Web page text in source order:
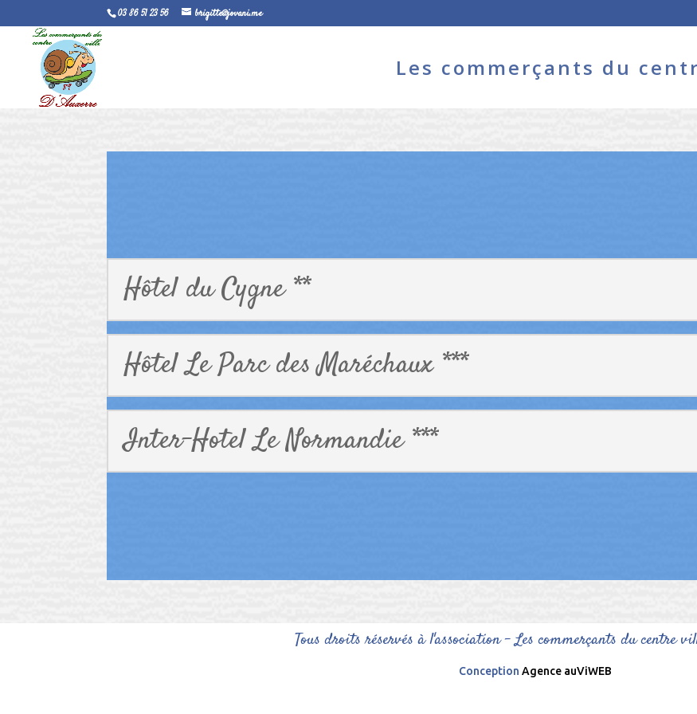
03 86 51 23 56 brigitte@jovani.me
Les commerçants du
Hôtel du Cygne **
Hôtel Le Parc des Maréchaux ***
Inter-Hotel Le Normandie ***
Tous droits réservés à l'association - Les commerçants du centre
Conception Agence auViWEB